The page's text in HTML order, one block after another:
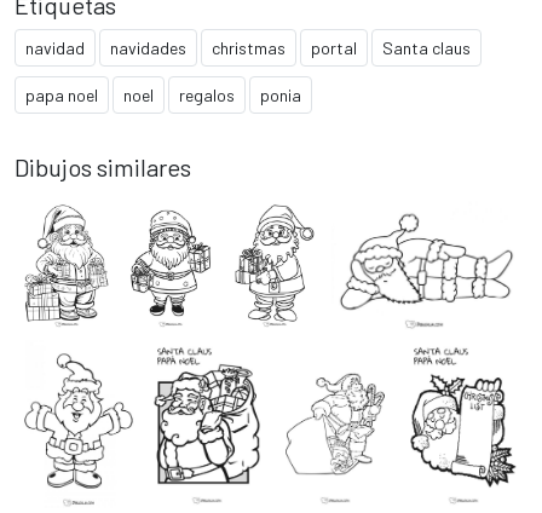
navidad navidades christmas portal Santa claus
papa noel noel regalos ponia
Dibujos similares